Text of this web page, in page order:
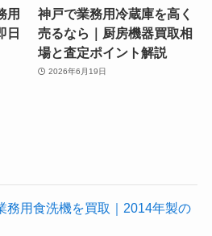
用
日
神戸で業務用冷蔵庫を高く
売るなら｜厨房機器買取相
場と査定ポイント解説
2026年6月19日
務用食洗機を買取｜2014年製の